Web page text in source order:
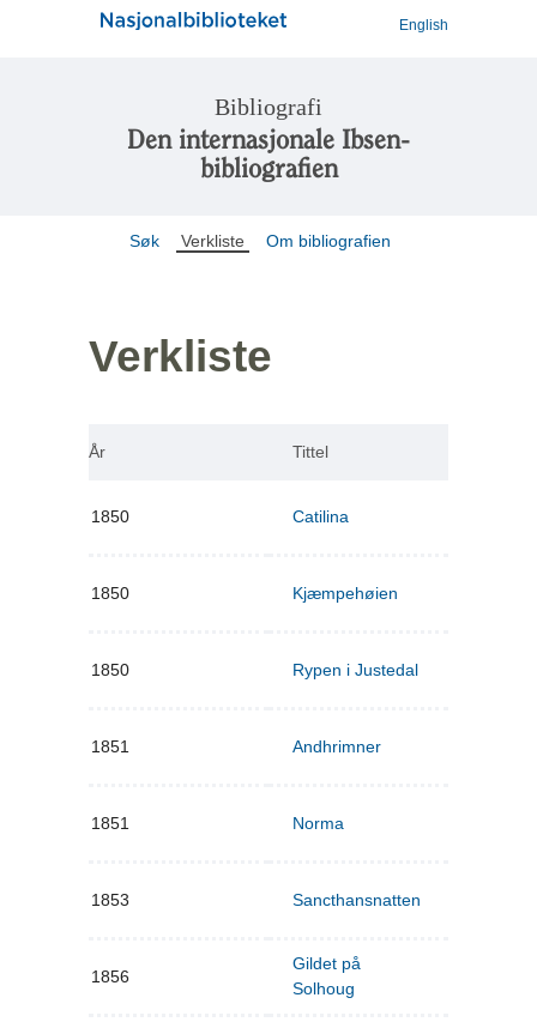
English
Bibliografi
Den internasjonale Ibsen-
bibliografien
Søk Verkliste Om bibliografien
Verkliste
År Tittel
1850 Catilina
1850 Kjæmpehøien
1850 Rypen i Justedal
1851 Andhrimner
1851 Norma
1853 Sancthansnatten
1856
Gildet på
Solhoug